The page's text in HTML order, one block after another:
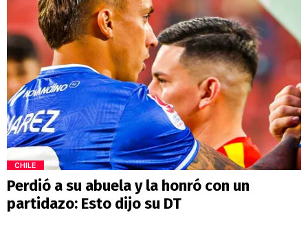
CHILE
Perdió a su abuela y la honró con un
partidazo: Esto dijo su DT